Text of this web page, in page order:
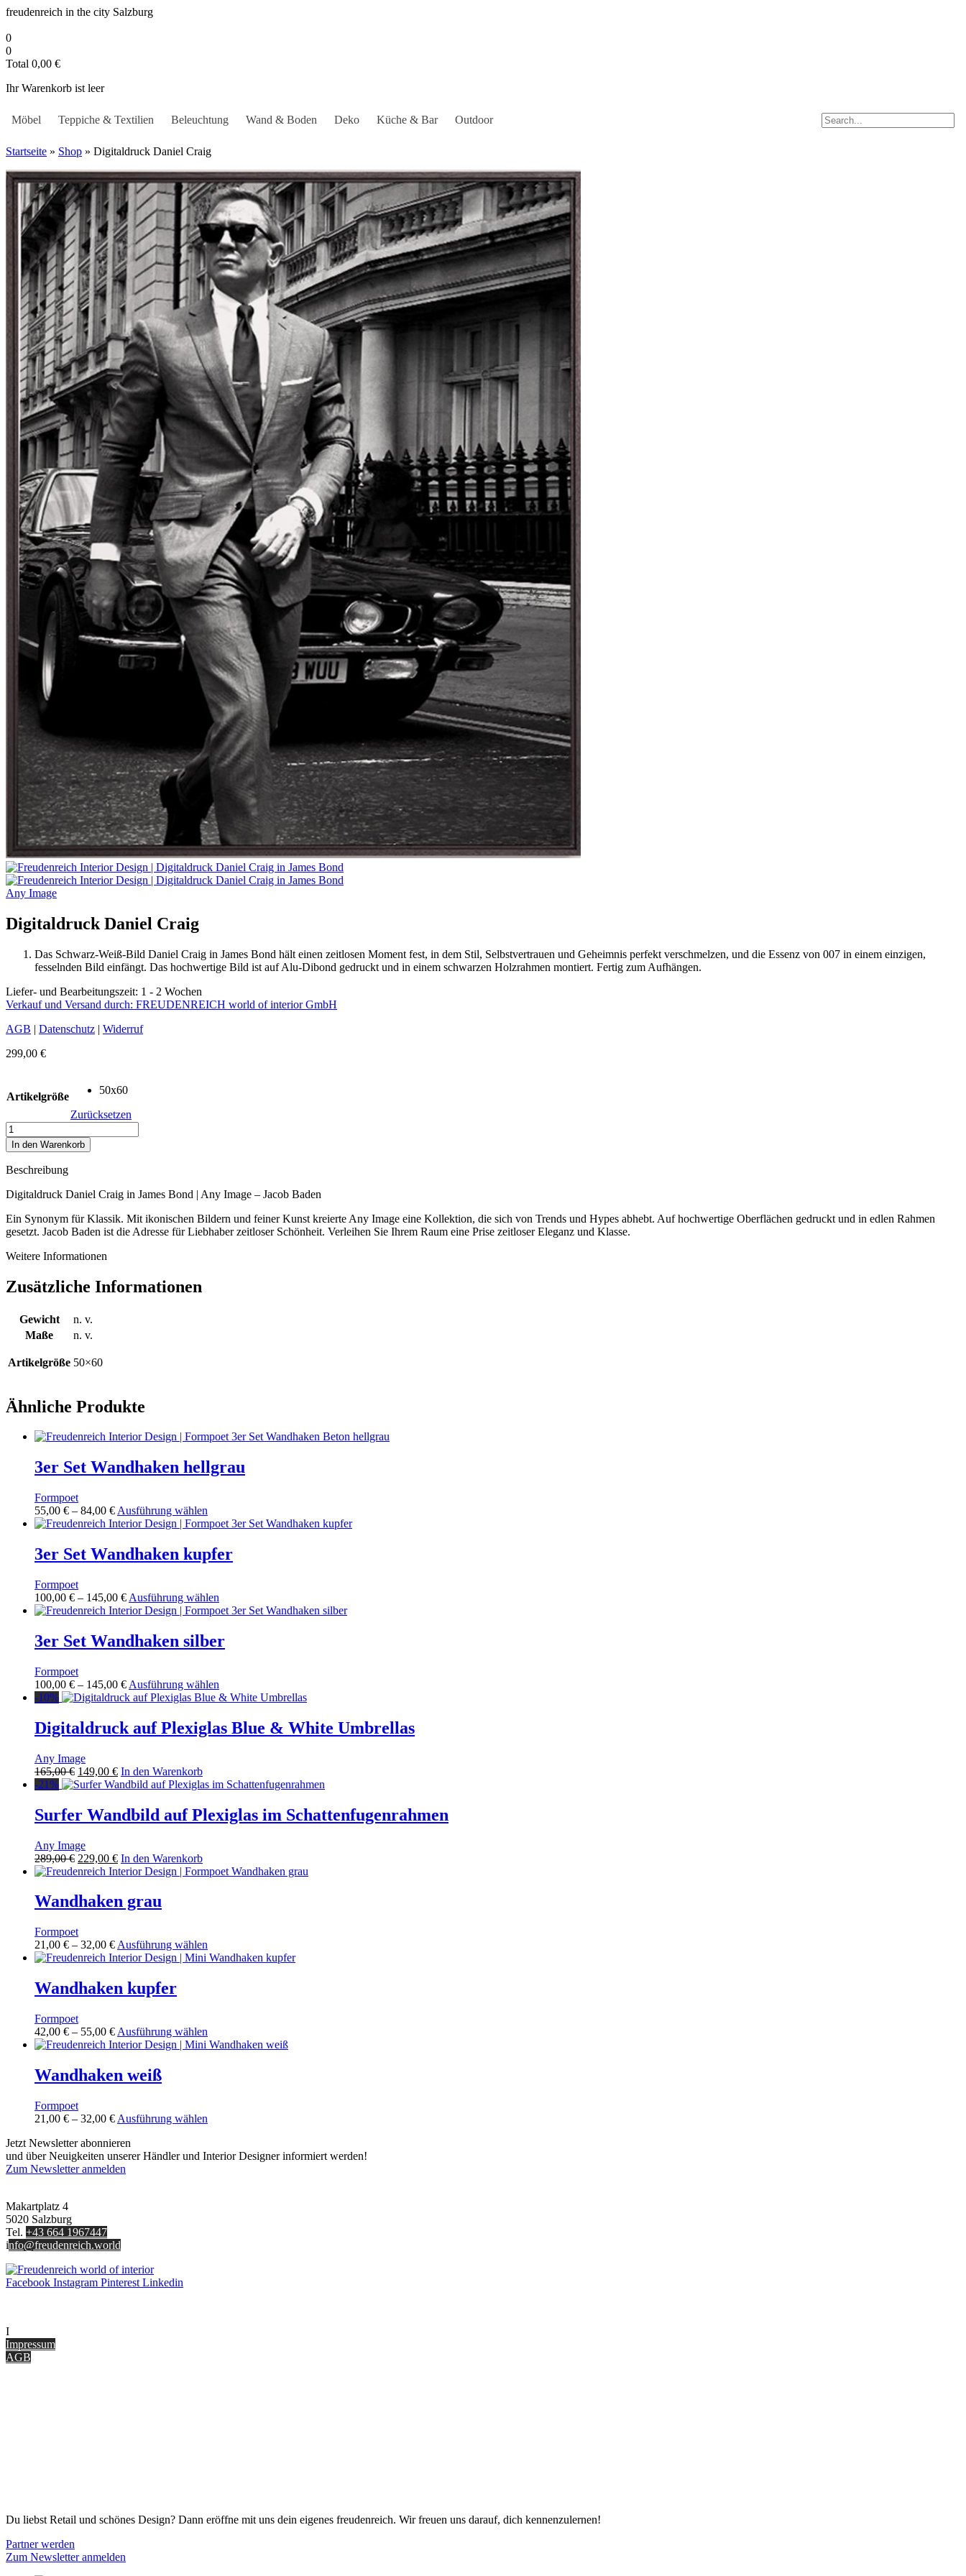
Zum
springen
freudenreich in the city Salzburg
0
0
Total 0,00 €
Ihr Warenkorb ist leer
Möbel Teppiche & Textilien Beleuchtung Wand & Boden Deko Küche & Bar Outdoor
Startseite » Shop » Digitaldruck Daniel Craig
Any Image
Digitaldruck Daniel Craig
Das Schwarz-Weiß-Bild Daniel Craig in James Bond hält einen zeitlosen Moment fest, in dem Stil, Selbstvertrauen und Geheimnis perfekt verschmelzen, und die Essenz von 007 in einem einzigen,
fesselnden Bild einfängt. Das hochwertige Bild ist auf Alu-Dibond gedruckt und in einem schwarzen Holzrahmen montiert. Fertig zum Aufhängen.
Liefer- und Bearbeitungszeit: 1 - 2 Wochen
Verkauf und Versand durch: FREUDENREICH world of interior GmbH
AGB | Datenschutz | Widerruf
299,00 €
Artikelgröße
50x60
Zurücksetzen
Digitaldruck
Daniel
Craig
Menge
In den Warenkorb
Beschreibung
Digitaldruck Daniel Craig in James Bond | Any Image – Jacob Baden
Ein Synonym für Klassik. Mit ikonischen Bildern und feiner Kunst kreierte Any Image eine Kollektion, die sich von Trends und Hypes abhebt. Auf hochwertige Oberflächen gedruckt und in edlen Rahmen
gesetzt. Jacob Baden ist die Adresse für Liebhaber zeitloser Schönheit. Verleihen Sie Ihrem Raum eine Prise zeitloser Eleganz und Klasse.
Weitere Informationen
Zusätzliche Informationen
Gewicht
n. v.
Maße
n. v.
Artikelgröße 50×60
Ähnliche Produkte
3er Set Wandhaken hellgrau
Formpoet
55,00 € – 84,00 €Preisspanne:
55,00 €
84,00 €
Ausführung wählen
Produkt
mehrere
Varianten
Optionen
können
der
Produktseite
werden
3er Set Wandhaken kupfer
Formpoet
100,00 € – 145,00 €Preisspanne:
100,00 €
145,00 €
Ausführung wählen
Produkt
Varianten
Optionen
können
der
Produktseite
3er Set Wandhaken silber
Formpoet
100,00 € – 145,00 €Preisspanne:
100,00 €
145,00 €
Ausführung wählen
Produkt
mehrere
Varianten
können
der
Produktseite
-10%
Digitaldruck auf Plexiglas Blue & White Umbrellas
Any Image
165,00€ Ursprünglicher
Preis
165,00 €
149,00 €Aktueller
Preis
149,00 €.
In den Warenkorb
-21%
Surfer Wandbild auf Plexiglas im Schattenfugenrahmen
Any Image
289,00€ Ursprünglicher
Preis
289,00 €
229,00 €Aktueller
Preis
229,00 €.
In den Warenkorb
Wandhaken grau
Formpoet
21,00 € – 32,00 €Preisspanne:
21,00 €
32,00 €
Ausführung wählen
Produkt
Optionen
können
Wandhaken kupfer
Formpoet
42,00 € – 55,00 €Preisspanne:
42,00 €
55,00 €
Ausführung wählen
Produkt
Optionen
der
Wandhaken weiß
Formpoet
21,00 € – 32,00 €Preisspanne:
bis
32,00 €
Ausführung wählen
mehrere
Jetzt Newsletter abonnieren
und über Neuigkeiten unserer Händler und Interior Designer informiert werden!
Zum Newsletter anmelden
Makartplatz 4
5020 Salzburg
Tel. +43 664 1967447
info@freudenreich.world
Facebook Instagram Pinterest Linkedin
I
Impressum
AGB
Du liebst Retail und schönes Design? Dann eröffne mit uns dein eigenes freudenreich. Wir freuen uns darauf, dich kennenzulernen!
Partner werden
Zum Newsletter anmelden